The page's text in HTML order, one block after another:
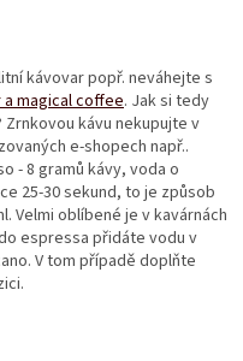
kávovar popř. neváhejte s
a magical coffee. Jak si tedy
kávu nekupujte v
e-shopech např..
- 8 gramů kávy, voda o
25-30 sekund, to je způsob
Velmi oblíbené je v kavárnách
espressa přidáte vodu v
V tom případě doplňte